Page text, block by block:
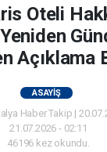
Oteli
Açıklama
ASAYIŞ
Haber Takip |
21.07.2026 - 02:11
46196 kez okundu.